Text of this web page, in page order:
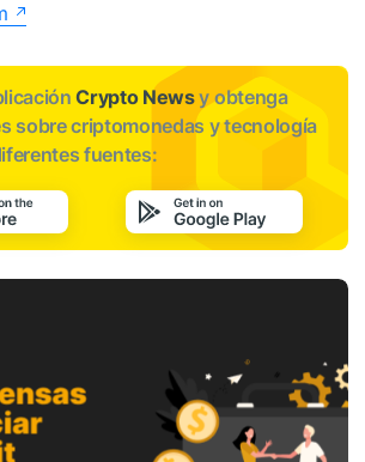
Crypto Newsy obtenga
sobre criptomonedas y tecnología
fuentes: